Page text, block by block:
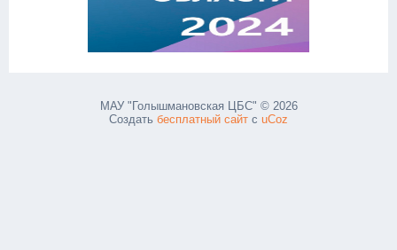
МАУ "Голышмановская ЦБС" © 2026
Создать бесплатный сайт с uCoz